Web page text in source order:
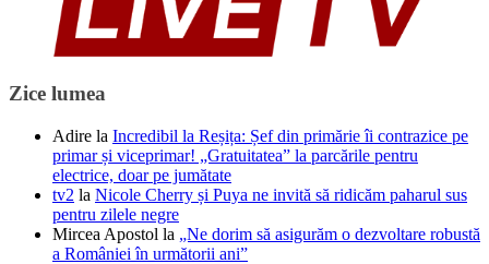
Zice lumea
Adire la Incredibil la Reșița: Șef din primărie îi contrazice pe
primar și viceprimar! „Gratuitatea” la parcările pentru
electrice, doar pe jumătate
tv2 la Nicole Cherry și Puya ne invită să ridicăm paharul sus
pentru zilele negre
Mircea Apostol la „Ne dorim să asigurăm o dezvoltare robustă
a României în următorii ani”